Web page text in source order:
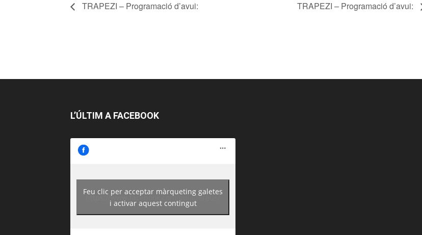
TRAPEZI – Programació d’avui: TRAPEZI – Programació d’avui:
L’ÚLTIM A FACEBOOK
https://www.facebook.com/guiadereus/
Feu clic per acceptar màrqueting galetes
i activar aquest contingut